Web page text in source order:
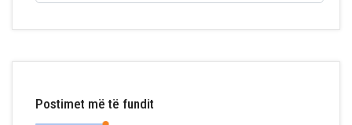
Postimet më të fundit